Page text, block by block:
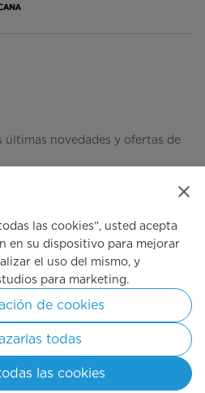
últimas novedades y ofertas de
tus datos Términos de Uso
Simply ideal
Derechos reservados.
Cookie Preferences
las cookies”, usted acepta
en su dispositivo para mejorar
el uso del mismo, y
para marketing.
de cookies
todas
las cookies